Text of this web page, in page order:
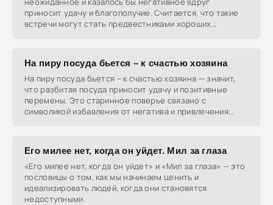
приносит удачу и благополучие. Считается, что такие
встречи могут стать предвестниками хороших
На пиру посуда бьется – к счастью хозяина
На пиру посуда бьется – к счастью хозяина — значит,
что разбитая посуда приносит удачу и позитивные
перемены. Это старинное поверье связано с
символикой избавления от негатива и привлечения
Его милее нет, когда он уйдет. Мил за глаза
«Его милее нет, когда он уйдет» и «Мил за глаза» — это
пословицы о том, как мы начинаем ценить и
идеализировать людей, когда они становятся
недоступными.